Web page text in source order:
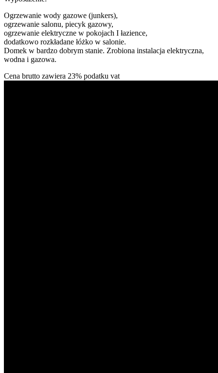
Ogrzewanie wody gazowe (junkers),
ogrzewanie salonu, piecyk gazowy,
ogrzewanie elektryczne w pokojach I łazience,
dodatkowo rozkładane łóżko w salonie.
Domek w bardzo dobrym stanie. Zrobiona instalacja elektryczna,
wodna i gazowa.
Cena brutto zawiera 23% podatku vat